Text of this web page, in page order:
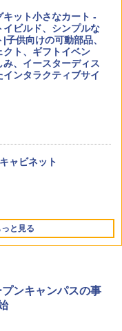
ができない子どもた
力〉を育てるのか
みるみる図形に強く
キッズプロ (10イン
ィッチ エディション
千点のキッズコンテ
題
PUBLISHING) ロジ
旬発送） (TJMOOK)
キット小さなカート -
イビルド、シンプルな
子供向けの可動部品、
ト、ギフトイベン
み、イースターディス
ンタラクティブサイ
ャビネット
と見る
ンキャンパスの事